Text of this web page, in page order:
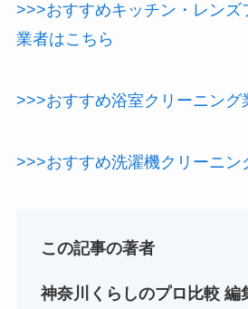
>>>おすすめキッチン・レンズ
業者はこちら
>>>おすすめ浴室クリーニング
>>>おすすめ洗濯機クリーニン
この記事の著者
神奈川くらしのプロ比較 編